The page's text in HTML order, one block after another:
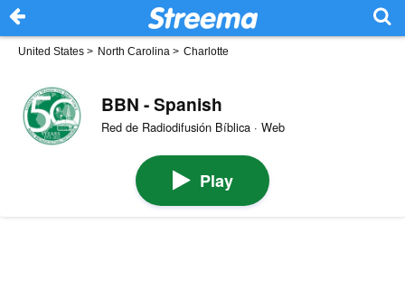
United States > North Carolina > Charlotte
BBN - Spanish
Red de Radiodifusión Bíblica · Web
Play